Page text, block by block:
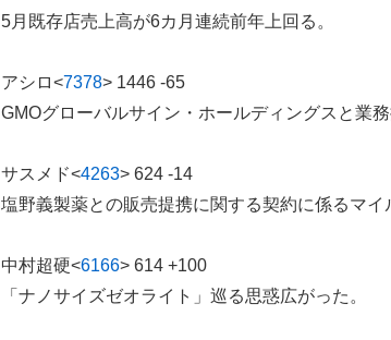
5月既存店売上高が6カ月連続前年上回る。
アシロ<7378> 1446 -65
GMOグローバルサイン・ホールディングスと業
サスメド<4263> 624 -14
塩野義製薬との販売提携に関する契約に係るマイ
中村超硬<6166> 614 +100
「ナノサイズゼオライト」巡る思惑広がった。